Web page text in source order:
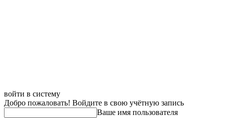
войти в систему
Добро пожаловать! Войдите в свою учётную запись
Ваше имя пользователя